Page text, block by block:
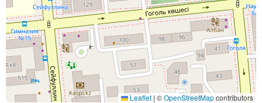
Leaflet | ©OpenStreetMapcontributors